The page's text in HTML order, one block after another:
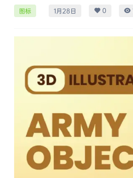
图标 1月28日 0